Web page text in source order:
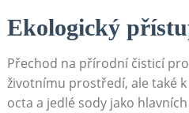
Ekologický
Přechod na přírodní čisticí⁢
životnímu prostředí, ale také
octa a jedlé sody jako